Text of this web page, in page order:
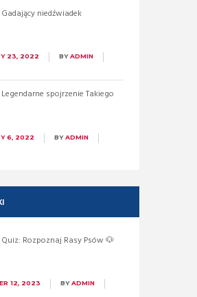
Gadający niedźwiadek
23, 2022 BYADMIN
Legendarne spojrzenie Takiego
6, 2022 BYADMIN
Quiz: Rozpoznaj Rasy Psów 🐶
12, 2023 BYADMIN